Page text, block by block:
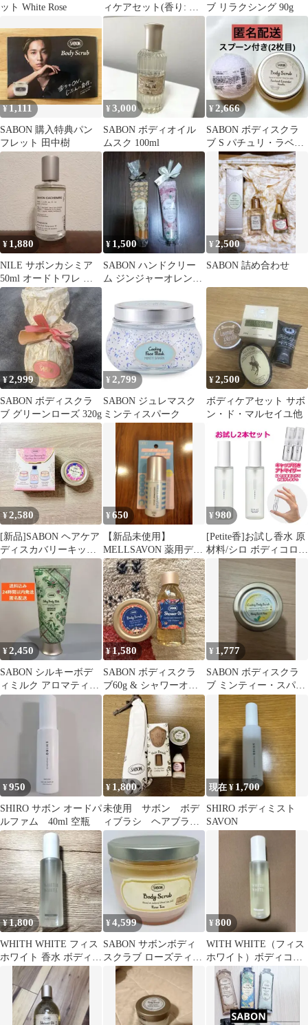
ット White Rose
ィケアセット(香り: ホ
ワイトティー)
ブ リラクシング 90g
¥1,111
SABON 購入特典パン
フレット 田中樹
¥3,000
SABON ボディオイル
ムスク 100ml
¥2,666
SABON ボディスクラ
ブ S パチュリ・ラベン
ダー・バニラ バスボム
セット
¥ 1,880
NILE サボンカシミア
50ml オードトワレ 香
水 残量9割
¥ 1,500
SABON ハンドクリー
ム ジンジャーオレン
30mL2本
¥ 2,500
SABON 詰め合わせ
¥2,999
SABON ボディスクラ
ブ グリーンローズ 320g
¥ 2,799
SABON ジュレマスク
ミンティスパーク
¥2,500
ボディケアセット サボ
ン・ド・マルセイユ他
¥2,580
[新品]SABON ヘアケア
ディスカバリーキット
とボディスクラブ
Tokyo60g
¥650
【新品未使用】
MELLSAVON 薬用デオ
ドラントスティック 無
香料 20g
¥ 980
[Petite香]お試し香水 原
材料/シロ ボディコロン
ー セット ★ 各3.0mL *
ブランド 香水 お試し
¥2,450
SABON シルキーボデ
ィミルク アロマティッ
ク・ディライト
¥1,580
SABON ボディスクラ
ブ60g & シャワーオイ
ル100ml セット
¥ 1,777
SABON ボディスクラ
ブ ミンティー・スパー
ク・ユズ 60g
¥950
SHIRO サボン オードパ
ルファム 40ml 空瓶
¥ 1,800
未使用 サボン ボデ
ィブラシ ヘアブラ
シ スクラブ シャン
プー まとめ売り
現在 ¥ 1,700
SHIRO ボディミスト
SAVON
¥1,800
WHITH WHITE フィス
ホワイト 香水 ボディコ
ロン サボン
¥4,599
SABON サボンボディ
スクラブ ローズティー
600g
¥800
WITH WHITE（フィス
ホワイト）ボディコロ
ン サボン